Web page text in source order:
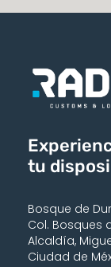
tu
Bosque de
Col. Bosques
Alcaldía,
Ciudad de